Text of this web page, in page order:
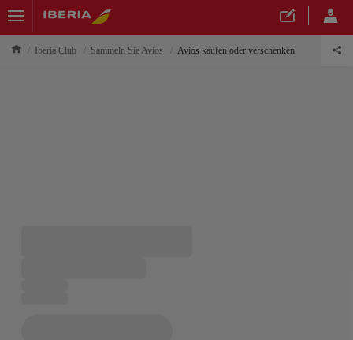
Iberia Club Sammeln Sie Avios Avios kaufen oder verschenken